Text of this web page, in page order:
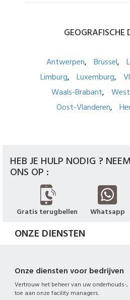
GEOGRAFISCHE
Antwerpen Brussel
Limburg
Luxemburg
Waals-Brabant
Oost-Vlanderen
HEB JE HULP NODIG ?
ONS OP :
Gratis terugbellen Whatsapp
ONZE DIENSTEN
Onze diensten voor bedrijven
Vertrouw het beheer van uw onderhouds-
toe aan onze facility managers.